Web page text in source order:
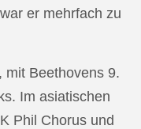
er mehrfach zu
mit Beethovens 9.
Im asiatischen
Phil Chorus und